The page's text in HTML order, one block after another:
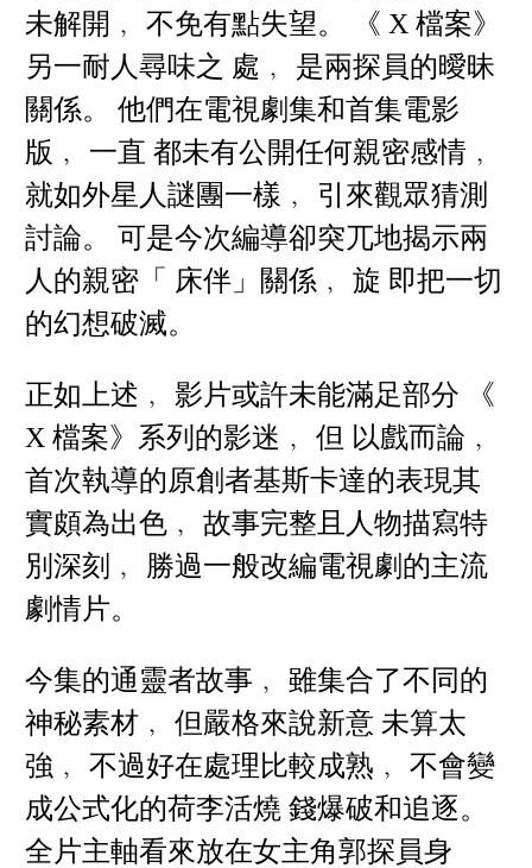
未解開﹐ 不免有點失望。 《 X 檔案》
另一耐人尋味之 處﹐ 是兩探員的曖昧
關係。 他們在電視劇集和首集電影
版﹐ 一直 都未有公開任何親密感情﹐
就如外星人謎團一樣﹐ 引來觀眾猜測
討論。 可是今次編導卻突兀地揭示兩
人的親密「 床伴」關係﹐ 旋 即把一切
的幻想破滅。
正如上述﹐ 影片或許未能滿足部分 《
X 檔案》系列的影迷﹐ 但 以戲而論﹐
首次執導的原創者基斯卡達的表現其
實頗為出色﹐ 故事完整且人物描寫特
別深刻﹐ 勝過一般改編電視劇的主流
劇情片。
今集的通靈者故事﹐ 雖集合了不同的
神秘素材﹐ 但嚴格來說新意 未算太
強﹐ 不過好在處理比較成熟﹐ 不會變
成公式化的荷李活燒 錢爆破和追逐。
全片主軸看來放在女主角郭探員身